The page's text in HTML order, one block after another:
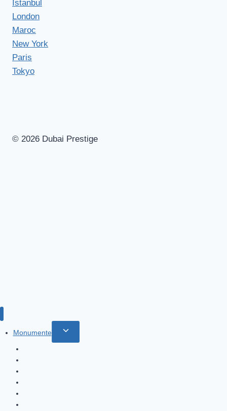
Istanbul
London
Maroc
New York
Paris
Tokyo
© 2026 Dubai Prestige
Monumente
Untermenü
umschalten